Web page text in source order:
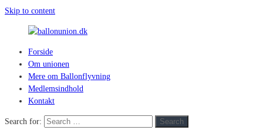
Skip to content
ballonunion.dk
hvad
Forside
Om unionen
Mere om Ballonflyvning
Medlemsindhold
Kontakt
Search for: Search